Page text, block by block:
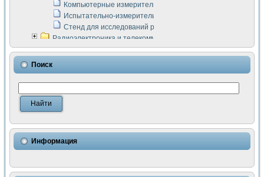
Компьютерные измерительные системы для
Испытательно-измерительный комплекс аппаратуры для
Стенд для исследований рабочих процессов ДВС в
Радиоэлектроника и телекоммуникации
LabVIEW в расчетах радиолиний систем передачи данных
Аппаратно-программный комплекс для исследования
Виртуальный лабораторный стенд для исследования
Измерение шумовых параметров операционных
Измерительный преобразователь на основе цифровой
Использование NI LabVIEW для математического
Исследовние возможности создания измерителя ВАХ
Математическое моделирование генератора сигналов -
Применение осциллографического модуля с высоким
Поиск
Информация